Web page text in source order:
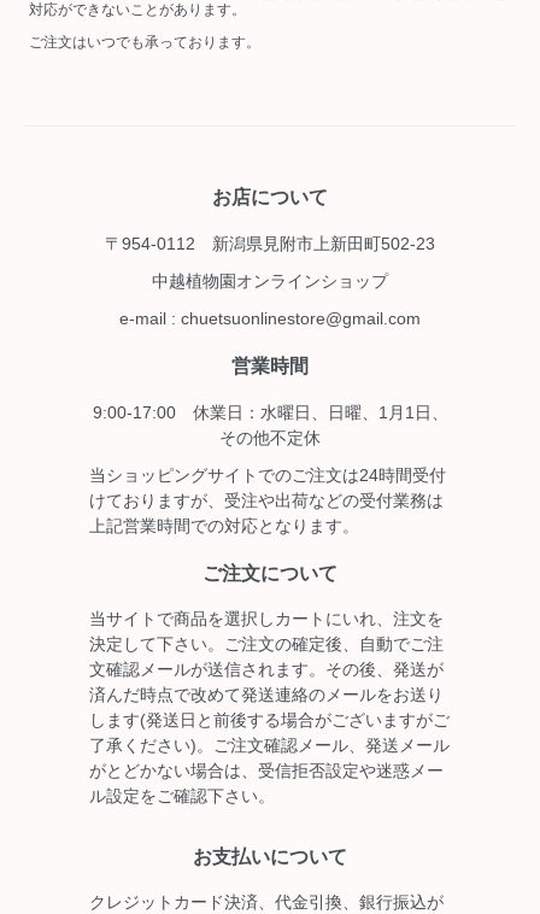
対応ができないことがあります。
ご注文はいつでも承っております。
お店について
〒954-0112 新潟県見附市上新田町502-23
中越植物園オンラインショップ
e-mail : chuetsuonlinestore@gmail.com
営業時間
9:00-17:00 休業日：水曜日、日曜、1月1日、
その他不定休
当ショッピングサイトでのご注文は24時間受付
けておりますが、受注や出荷などの受付業務は
上記営業時間での対応となります。
ご注文について
当サイトで商品を選択しカートにいれ、注文を
決定して下さい。ご注文の確定後、自動でご注
文確認メールが送信されます。その後、発送が
済んだ時点で改めて発送連絡のメールをお送り
します(発送日と前後する場合がございますがご
了承ください)。ご注文確認メール、発送メール
がとどかない場合は、受信拒否設定や迷惑メー
ル設定をご確認下さい。
お支払いについて
クレジットカード決済、代金引換、銀行振込が